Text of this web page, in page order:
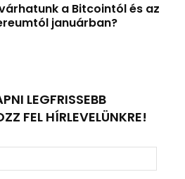
a Bitcointól és az
januárban?
LEGFRISSEBB
FEL HÍRLEVELÜNKRE!